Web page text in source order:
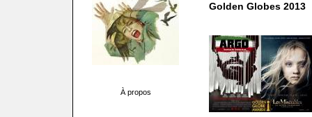
À propos
Golden Globes 2013